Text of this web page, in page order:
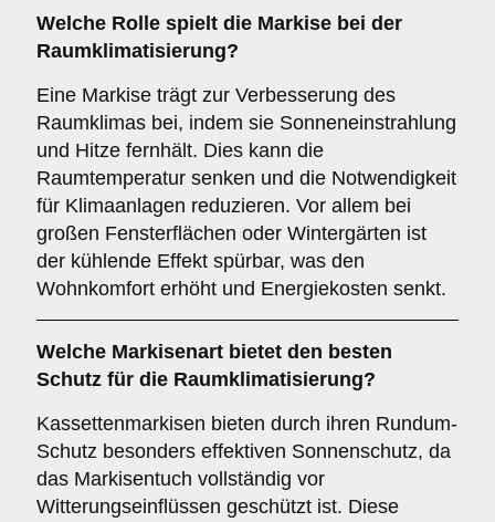
Welche Rolle spielt die Markise bei der
Raumklimatisierung?
Eine Markise trägt zur Verbesserung des
Raumklimas bei, indem sie Sonneneinstrahlung
und Hitze fernhält. Dies kann die
Raumtemperatur senken und die Notwendigkeit
für Klimaanlagen reduzieren. Vor allem bei
großen Fensterflächen oder Wintergärten ist
der kühlende Effekt spürbar, was den
Wohnkomfort erhöht und Energiekosten senkt.
Welche Markisenart bietet den besten
Schutz für die Raumklimatisierung?
Kassettenmarkisen bieten durch ihren Rundum-
Schutz besonders effektiven Sonnenschutz, da
das Markisentuch vollständig vor
Witterungseinflüssen geschützt ist. Diese